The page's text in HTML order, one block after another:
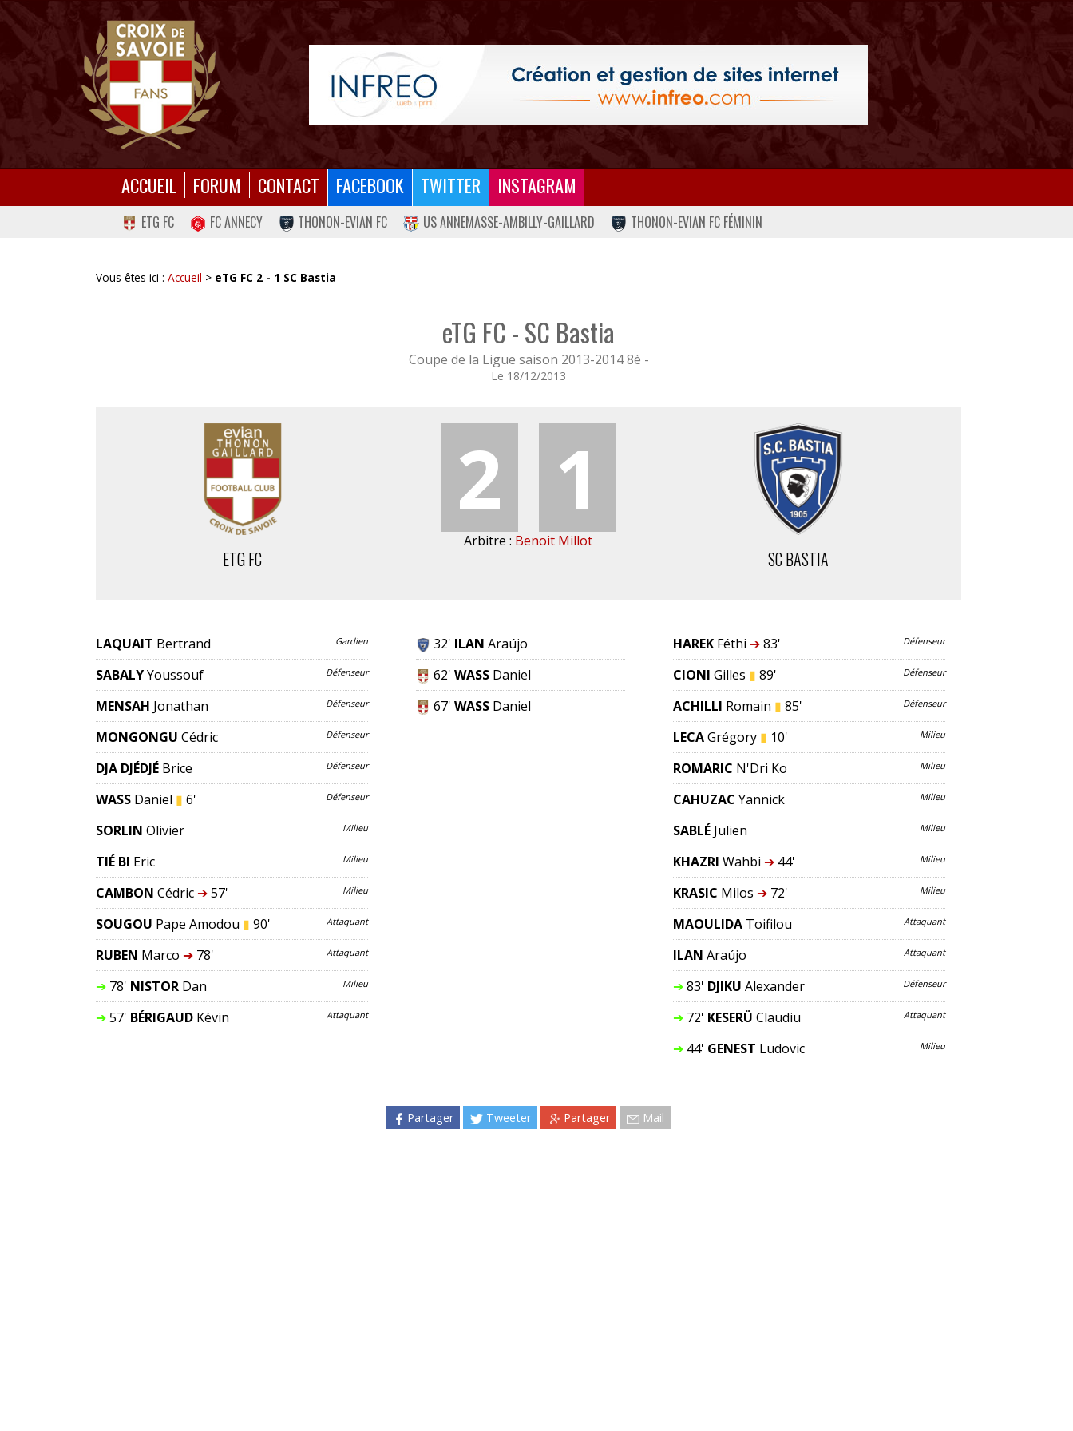
ACCUEIL FORUM CONTACT FACEBOOK TWITTER INSTAGRAM
ETG FC FC ANNECY THONON-EVIAN FC US ANNEMASSE-AMBILLY-GAILLARD THONON-EVIAN FC FÉMININ
Vous êtes ici : Accueil > eTG FC 2 - 1 SC Bastia
eTG FC - SC Bastia
Coupe de la Ligue saison 2013-2014 8è -
Le 18/12/2013
ETG FC
2 1
Arbitre : Benoit Millot
SC BASTIA
LAQUAIT Bertrand Gardien
SABALYYoussouf Défenseur
MENSAH Jonathan Défenseur
MONGONGU Cédric Défenseur
DJA DJÉDJÉ Brice Défenseur
WASS Daniel ▮ 6' Défenseur
SORLIN Olivier Milieu
TIÉ BI Eric Milieu
CAMBON Cédric ➔57' Milieu
SOUGOU Pape Amodou ▮ 90' Attaquant
RUBEN Marco ➔78' Attaquant
➔78' NISTOR Dan Milieu
➔57' BÉRIGAUD Kévin Attaquant
32' ILAN Araújo
62'WASS Daniel
67'WASS Daniel
HAREK Féthi ➔83' Défenseur
CIONI Gilles ▮ 89' Défenseur
ACHILLI Romain ▮ 85' Défenseur
LECAGrégory ▮ 10' Milieu
ROMARIC N'Dri Koffi Milieu
CAHUZAC Yannick Milieu
SABLÉ Julien Milieu
KHAZRI Wahbi ➔44' Milieu
KRASIC Milos ➔72' Milieu
MAOULIDA Toifilou Attaquant
ILAN Araújo Attaquant
➔83' DJIKU Alexander Défenseur
➔72' KESERÜ Claudiu Attaquant
➔44' GENEST Ludovic Milieu
Partager Tweeter Partager Mail